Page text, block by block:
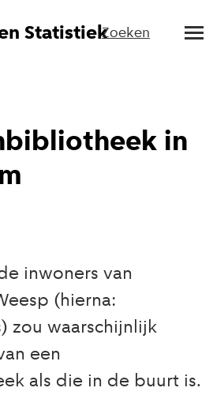
StatistiekZoeken
in
inwoners van
(hierna:
zou waarschijnlijk
een
als die in de buurt is.